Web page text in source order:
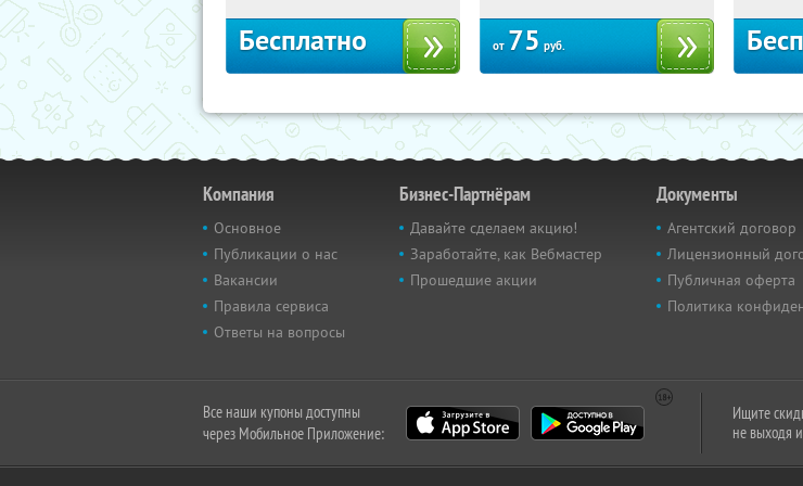
Бесплатно от 75 руб.
Компания
Основное
Публикации о нас
Вакансии
Правила сервиса
Ответы на вопросы
Бизнес-Партнёрам
Давайте сделаем акцию!
Заработайте, как Вебмастер
Прошедшие акции
Документы
Агентский договор
Лицензионный
Публичная оферта
Политика
Все наши купоны доступны
через Мобильное Приложение:
Ищите
не выходя